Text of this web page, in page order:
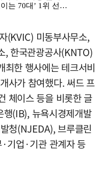
(KVIC) 미동부사무소,
, 한국관광공사(KNTO)
최한 행사에는 테크서비
사가 참여했다. 써드 프
체이스 등을 비롯한 글
행(IB), 뉴욕시경제개발
청(NJEDA), 브루클린
기업·기관 관계자 등